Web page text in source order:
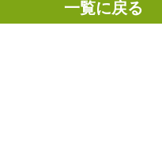
一覧に戻る